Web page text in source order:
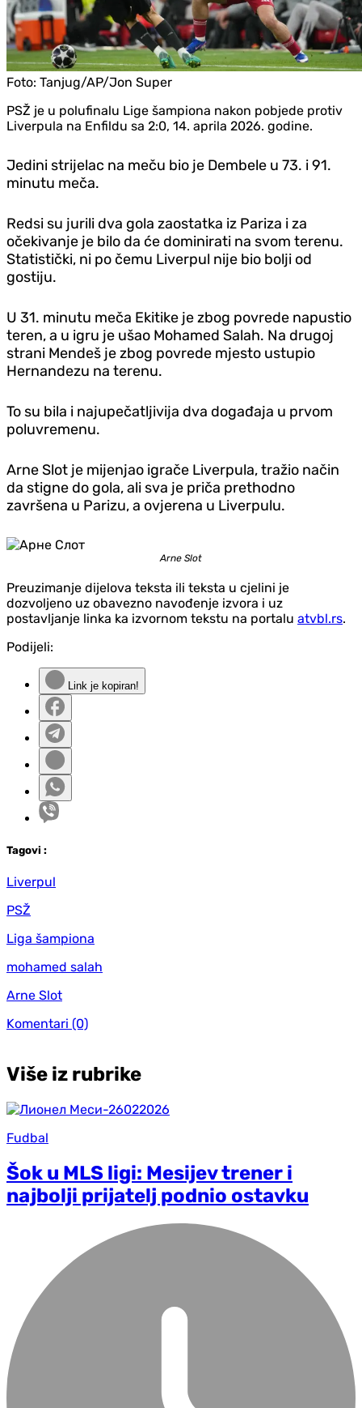
Foto: Tanjug/AP/Jon Super
PSŽ je u polufinalu Lige šampiona nakon pobjede protiv
Liverpula na Enfildu sa 2:0, 14. aprila 2026. godine.
Jedini strijelac na meču bio je Dembele u 73. i 91.
minutu meča.
Redsi su jurili dva gola zaostatka iz Pariza i za
očekivanje je bilo da će dominirati na svom terenu.
Statistički, ni po čemu Liverpul nije bio bolji od
gostiju.
U 31. minutu meča Ekitike je zbog povrede napustio
teren, a u igru je ušao Mohamed Salah. Na drugoj
strani Mendeš je zbog povrede mjesto ustupio
Hernandezu na terenu.
To su bila i najupečatljivija dva događaja u prvom
poluvremenu.
Arne Slot je mijenjao igrače Liverpula, tražio način
da stigne do gola, ali sva je priča prethodno
završena u Parizu, a ovjerena u Liverpulu.
Arne Slot
Preuzimanje dijelova teksta ili teksta u cjelini je
dozvoljeno uz obavezno navođenje izvora i uz
postavljanje linka ka izvornom tekstu na portalu atvbl.rs.
Podijeli:
Link je kopiran!
Tagovi :
Liverpul
PSŽ
Liga šampiona
mohamed salah
Arne Slot
Komentari (0)
Više iz rubrike
Fudbal
Šok u MLS ligi: Mesijev trener i
najbolji prijatelj podnio ostavku